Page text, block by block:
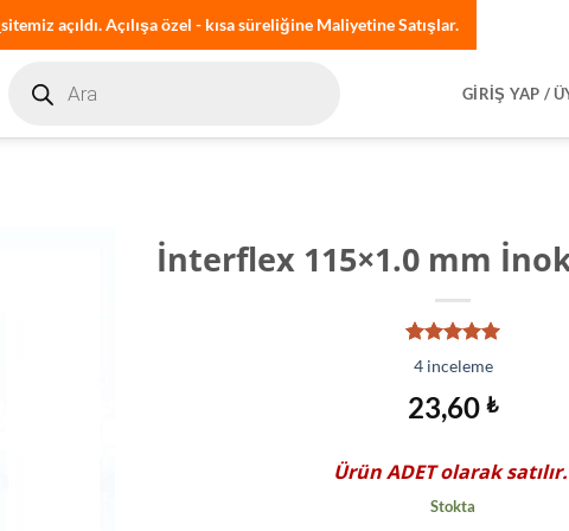
sitemiz açıldı. Açılışa özel - kısa süreliğine Maliyetine Satışlar.
search
GIRIŞ YAP /
İnterflex 115×1.0 mm
müşteri
puanına
dayanarak
5 üzerinden
4inceleme
23,60 ₺
ÜrünADETolarak satılır.
Stokta